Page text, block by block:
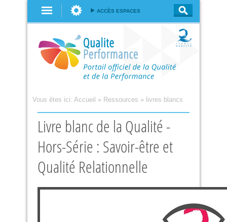
ACCÈS ESPACES
Vous êtes ici: Accueil » Ressources » livres blancs
Livre blanc de la Qualité -
Hors-Série : Savoir-être et
Qualité Relationnelle